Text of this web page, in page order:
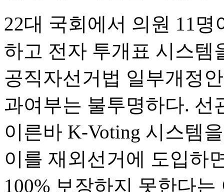
22대 국회에서 의원 11
하고 전자 투개표 시스템
공직자선거법 일부개정
과여부는 불투명하다. 선
이른바 K-Voting 시스템
이를 재외선거에 도입하
100% 보장하지 못한다